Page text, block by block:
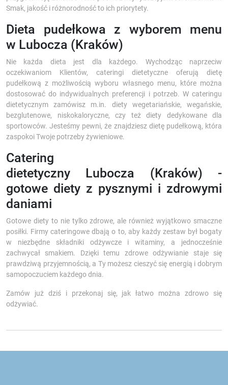
Smak, jakość i różnorodność to ich priorytety.
Dieta pudełkowa z wyborem menu
w Lubocza (Kraków)
Nie każda dieta jest dla każdego. Wychodząc naprzeciw
oczekiwaniom Klientów, cateringi dietetyczne oferują dietę
pudełkową z możliwością wyboru własnego menu, które można
dostosować do indywidualnych preferencji i potrzeb. W cateringu
dietetycznym zamówisz m.in. diety wegetariańskie, wegańskie,
bezglutenowe, niskokaloryczne, czy też diety dedykowane dla
sportowców. Jesteśmy pewni, że znajdziesz dietę pudełkową, która
zaspokoi Twoje potrzeby żywieniowe.
Catering
dietetyczny Lubocza (Kraków) -
gotowe diety z pysznymi i zdrowymi
daniami
Gotowe diety to nie tylko zdrowe, ale również wyjątkowo smaczne
posiłki. Firmy cateringowe dbają o to, aby każdy zestaw był bogaty
w niezbędne składniki odżywcze i witaminy, a jednocześnie
zachwycał smakiem. Dzięki temu zdrowe odżywianie staje się
prawdziwą przyjemnością, a Ty możesz cieszyć się energią i dobrym
samopoczuciem każdego dnia.
Zamów już dziś i przekonaj się, jak łatwo można zdrowo się
odżywiać.